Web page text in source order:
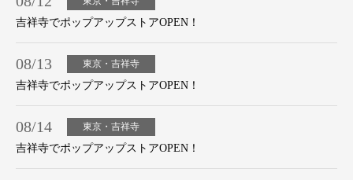
吉祥寺でポップアップストアOPEN！
08/13 東京・吉祥寺
吉祥寺でポップアップストアOPEN！
08/14 東京・吉祥寺
吉祥寺でポップアップストアOPEN！